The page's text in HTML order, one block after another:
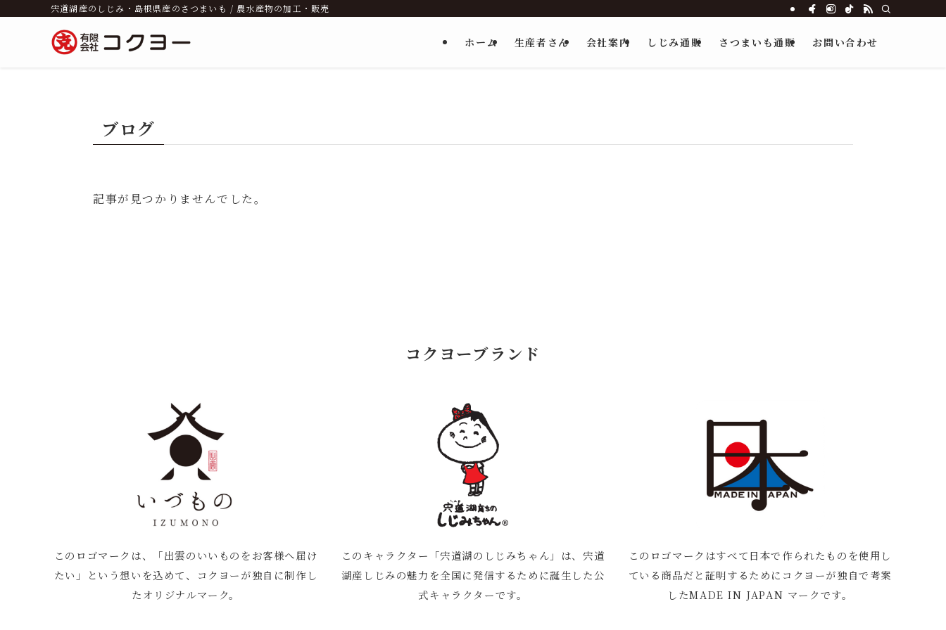
宍道湖産のしじみ・島根県産のさつまいも / 農水産物の加工・販売
ホーム 生産者さん 会社案内 しじみ通販 さつまいも通販 お問い合わせ
ブログ
記事が見つかりませんでした。
コクヨーブランド
このロゴマークは、「出雲のいいものをお客様へ届け
たい」という想いを込めて、コクヨーが独自に制作し
たオリジナルマーク。
このキャラクター「宍道湖のしじみちゃん」は、宍道
湖産しじみの魅力を全国に発信するために誕生した公
式キャラクターです。
このロゴマークはすべて日本で作られたものを使用し
ている商品だと証明するためにコクヨーが独自で考案
したMADE IN JAPAN マークです。